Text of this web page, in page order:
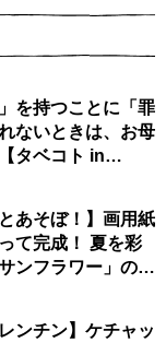
を持つことに「罪
ないときは、お母
タベコト in
あそぼ！】画用紙
て完成！ 夏を彩
ンフラワー」の作
ンチン】ケチャッ